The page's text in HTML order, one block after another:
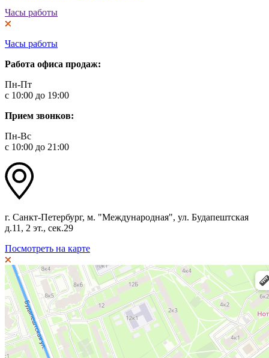
Часы работы
Часы работы
Работа офиса продаж:
Пн-Пт
с 10:00 до 19:00
Прием звонков:
Пн-Вс
с 10:00 до 21:00
г. Санкт-Петербург, м. "Международная", ул. Будапештская
д.11, 2 эт., сек.29
Посмотреть на карте